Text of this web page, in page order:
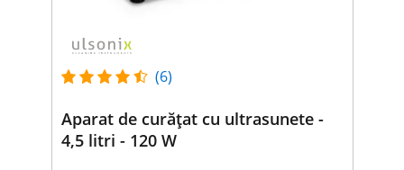
(6)
Aparat de curățat cu ultrasunete -
4,5 litri - 120 W